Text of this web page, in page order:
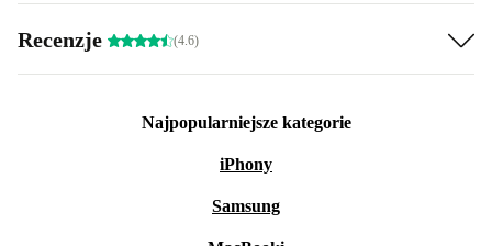
Recenzje (4.6)
Najpopularniejsze kategorie
iPhony
Samsung